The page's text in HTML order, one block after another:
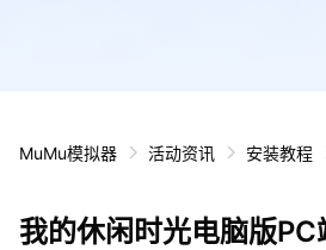
MuMu模拟器 活动资讯 安装教程
我的休闲时光电脑版